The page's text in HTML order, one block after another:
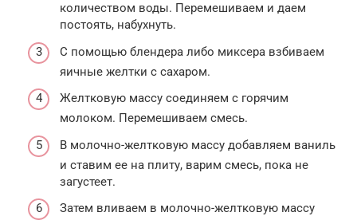
количеством воды. Перемешиваем и даем
постоять, набухнуть.
С помощью блендера либо миксера взбиваем
яичные желтки с сахаром.
Желтковую массу соединяем с горячим
молоком. Перемешиваем смесь.
В молочно-желтковую массу добавляем ваниль
и ставим ее на плиту, варим смесь, пока не
загустеет.
Затем вливаем в молочно-желтковую массу